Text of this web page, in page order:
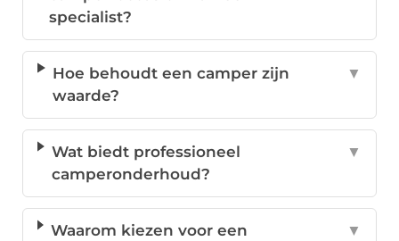
specialist?
Hoe behoudt een camper zijn
waarde?
▼
Wat biedt professioneel
camperonderhoud?
▼
Waarom kiezen voor een
▼